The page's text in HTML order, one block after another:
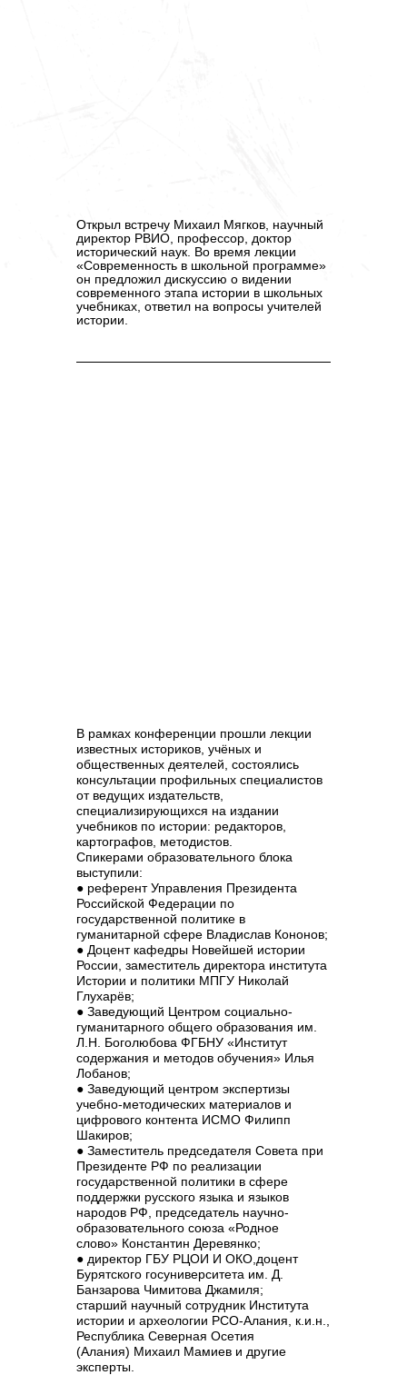
Открыл встречу Михаил Мягков , научный
директор РВИО, профессор, доктор
исторический наук. Во время лекции
«Современность в школьной программе»
он предложил дискуссию о видении
современного этапа истории в школьных
учебниках, ответил на вопросы учителей
истории.
В рамках конференции прошли лекции
известных историков, учёных и
общественных деятелей, состоялись
консультации профильных специалистов
от ведущих издательств,
специализирующихся на издании
учебников по истории: редакторов,
картографов, методистов.
Спикерами образовательного блока
выступили:
● референт Управления Президента
Российской Федерации по
государственной политике в
гуманитарной сфере Владислав Кононов;
● Доцент кафедры Новейшей истории
России, заместитель директора института
Истории и политики МПГУ Николай
Глухарёв;
● Заведующий Центром социально-
гуманитарного общего образования им.
Л.Н. Боголюбова ФГБНУ «Институт
содержания и методов обучения» Илья
Лобанов;
● Заведующий центром экспертизы
учебно-методических материалов и
цифрового контента ИСМО Филипп
Шакиров;
● Заместитель председателя Совета при
Президенте РФ по реализации
государственной политики в сфере
поддержки русского языка и языков
народов РФ, председатель научно-
образовательного союза «Родное
слово» Константин Деревянко;
● директор ГБУ РЦОИ И ОКО,доцент
Бурятского госуниверситета им. Д.
Банзарова Чимитова Джамиля;
старший научный сотрудник Института
истории и археологии РСО-Алания, к.и.н.,
Республика Северная Осетия
(Алания) Михаил Мамиев и другие
эксперты.